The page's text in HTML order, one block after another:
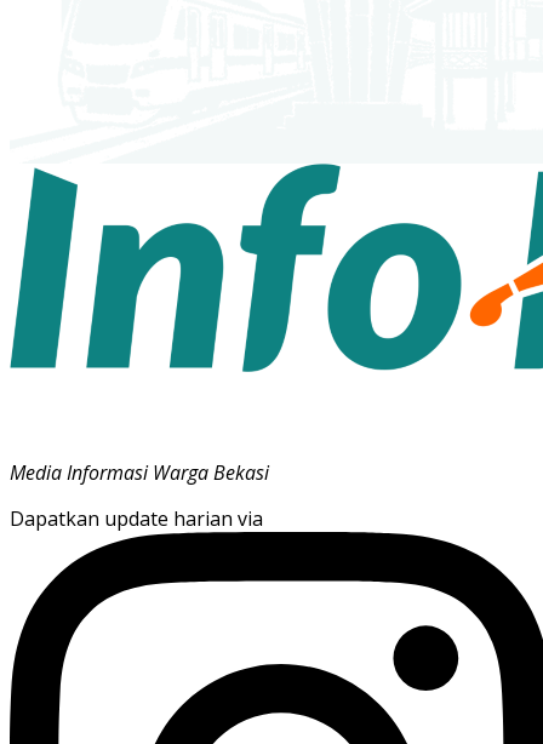
Media Informasi Warga Bekasi
Dapatkan update harian via